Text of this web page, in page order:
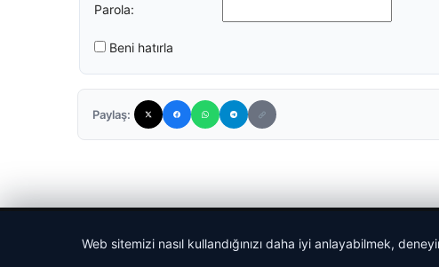
Parola:
Beni hatırla
Paylaş:
Web sitemizi nasıl kullandığınızı daha iyi anlayabilmek,